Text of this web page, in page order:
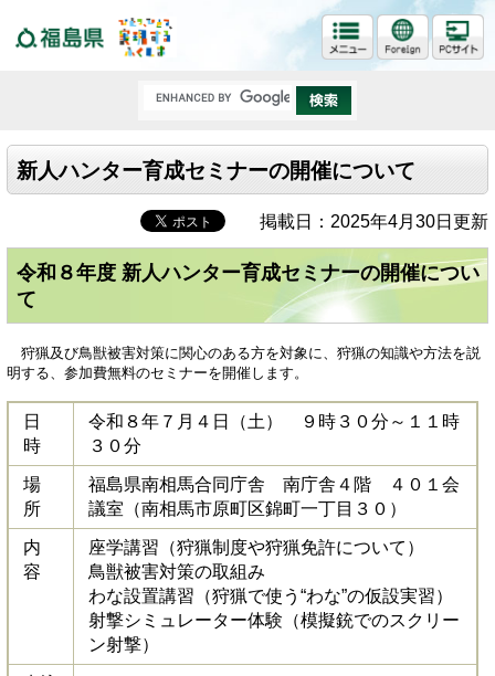
新人ハンター育成セミナーの開催について
掲載日：2025年4月30日更新
令和８年度 新人ハンター育成セミナーの開催につい
て
狩猟及び鳥獣被害対策に関心のある方を対象に、狩猟の知識や方法を説
明する、参加費無料のセミナーを開催します。
日
時
令和８年７月４日（土） ９時３０分～１１時
３０分
場
所
福島県南相馬合同庁舎 南庁舎４階 ４０１会
議室（南相馬市原町区錦町一丁目３０）
内
容
座学講習（狩猟制度や狩猟免許について）
鳥獣被害対策の取組み
わな設置講習（狩猟で使う“わな”の仮設実習）
射撃シミュレーター体験（模擬銃でのスクリー
ン射撃）